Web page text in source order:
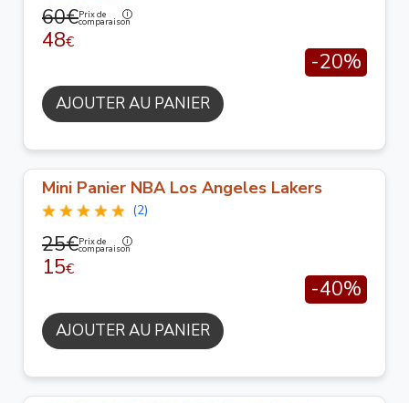
60€Prix de
comparaison
48€
-20%
AJOUTER AU PANIER
Mini Panier NBA Los Angeles Lakers
(2)
25€Prix de
comparaison
15€
-40%
AJOUTER AU PANIER